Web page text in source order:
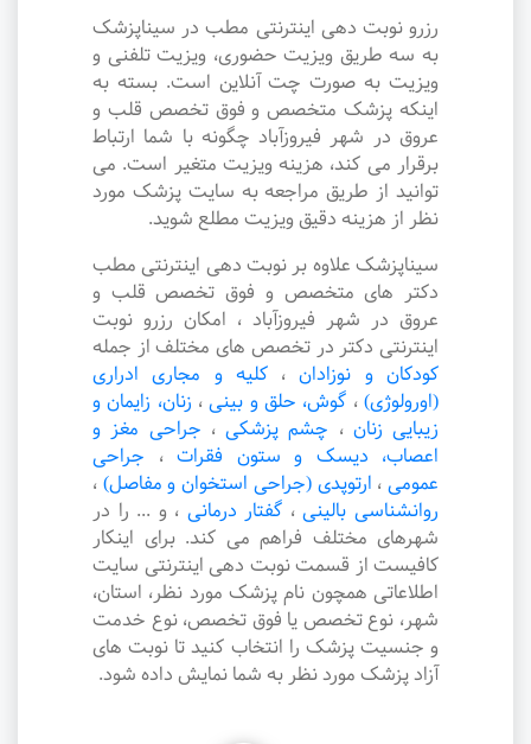
رزرو نوبت دهی اینترنتی مطب در سیناپزشک
به سه طریق ویزیت حضوری، ویزیت تلفنی و
ویزیت به صورت چت آنلاین است. بسته به
اینکه پزشک متخصص و فوق تخصص قلب و
عروق در شهر فیروزآباد چگونه با شما ارتباط
برقرار می کند، هزینه ویزیت متغیر است. می
توانید از طریق مراجعه به سایت پزشک مورد
نظر از هزینه دقیق ویزیت مطلع شوید.
سیناپزشک علاوه بر نوبت دهی اینترنتی مطب
دکتر های متخصص و فوق تخصص قلب و
عروق در شهر فیروزآباد ، امکان رزرو نوبت
اینترنتی دکتر در تخصص های مختلف از جمله
کودکان و نوزادان ،کلیه و مجاری ادراری
(اورولوژی) ، گوش، حلق و بینی ، زنان، زایمان و
زیبایی زنان ، چشم پزشکی ، جراحی مغز و
اعصاب، دیسک و ستون فقرات ، جراحی
عمومی ، ارتوپدی (جراحی استخوان و مفاصل) ،
روانشناسی بالینی ، گفتار درمانی ، و ... را در
شهرهای مختلف فراهم می کند. برای اینکار
کافیست از قسمت نوبت دهی اینترنتی سایت
اطلاعاتی همچون نام پزشک مورد نظر، استان،
شهر، نوع تخصص یا فوق تخصص، نوع خدمت
و جنسیت پزشک را انتخاب کنید تا نوبت های
آزاد پزشک مورد نظر به شما نمایش داده شود.